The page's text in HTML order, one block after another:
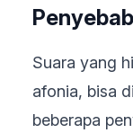
Suara yang
afonia, bisa
beberapa